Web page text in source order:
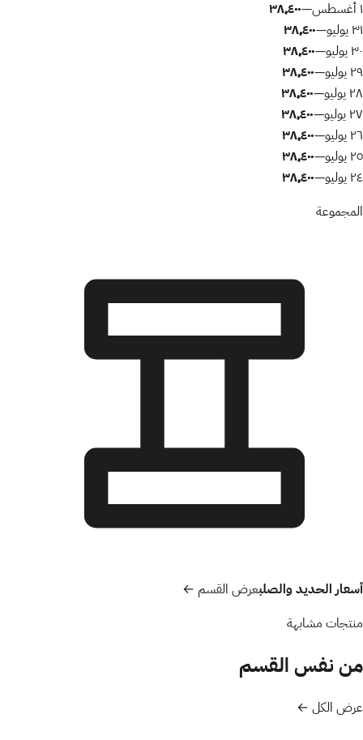
١ أغسطس —٣٨٬٤٠٠
٣١ يوليو
—٣٨٬٤٠٠
٣٠ يوليو
—٣٨٬٤٠٠
٢٩ يوليو
—٣٨٬٤٠٠
٢٨ يوليو
—٣٨٬٤٠٠
٢٧ يوليو
—٣٨٬٤٠٠
٢٦ يوليو
—٣٨٬٤٠٠
٢٥ يوليو
—٣٨٬٤٠٠
٢٤ يوليو
—٣٨٬٤٠٠
المجموعة
أسعار الحديد والصلبعرض القسم ←
منتجات مشابهة
من نفس القسم
عرض الكل ←